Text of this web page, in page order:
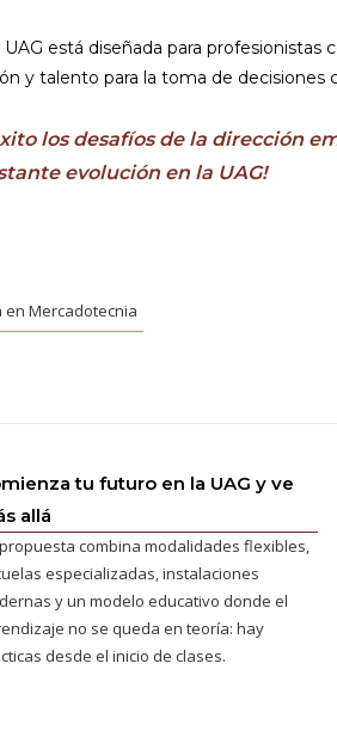
está diseñada para profesionistas
y talento para la toma de decisiones
los desafíos de la dirección
evolución en la UAG!
en Mercadotecnia
tu futuro en la UAG y ve
allá
combina modalidades flexibles,
especializadas, instalaciones
y un modelo educativo donde el
no se queda en teoría: hay
desde el inicio de clases.